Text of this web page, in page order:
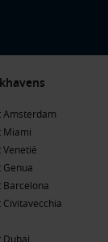
van
het
om zijn
Bezoek
op de
Amsterdam
Miami
Barcelona